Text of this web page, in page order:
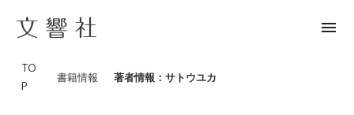
menu
TO
P
書籍情報 著者情報：サトウユカ